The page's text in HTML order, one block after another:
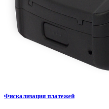
Фискализация платежей